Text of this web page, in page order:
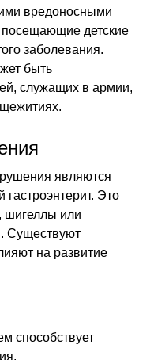
вредоносными
посещающие детские
заболевания.
быть
служащих в армии,
являются
Это
шигеллы или
Существуют
на развитие
способствует